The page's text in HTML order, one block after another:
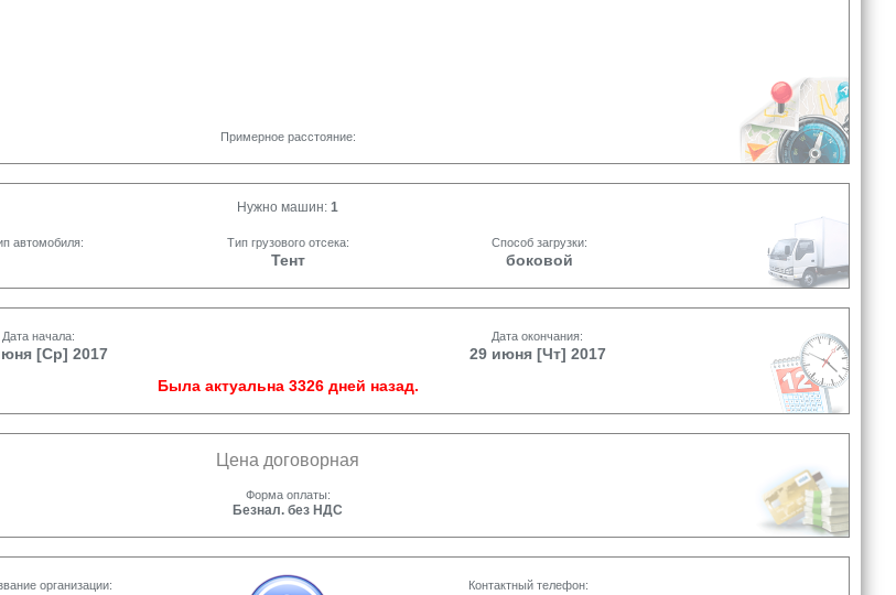
Примерное расстояние:
Нужно машин: 1
автомобиля: Тип грузового отсека:
Тент
Способ загрузки:
боковой
Дата начала:
[Ср] 2017
Дата окончания:
29 июня [Чт] 2017
Была актуальна 3326 дней назад.
Цена договорная
Форма оплаты:
Безнал. без НДС
организации: Контактный телефон: